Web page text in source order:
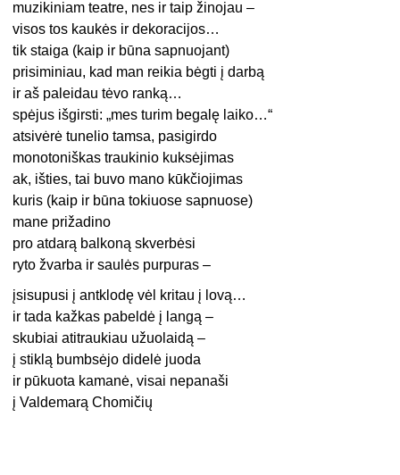
muzikiniam teatre, nes ir taip žinojau –
visos tos kaukės ir dekoracijos…
tik staiga (kaip ir būna sapnuojant)
prisiminiau, kad man reikia bėgti į darbą
ir aš paleidau tėvo ranką…
spėjus išgirsti: „mes turim begalę laiko…“
atsivėrė tunelio tamsa, pasigirdo
monotoniškas traukinio kuksėjimas
ak, išties, tai buvo mano kūkčiojimas
kuris (kaip ir būna tokiuose sapnuose)
mane prižadino
pro atdarą balkoną skverbėsi
ryto žvarba ir saulės purpuras –
įsisupusi į antklodę vėl kritau į lovą…
ir tada kažkas pabeldė į langą –
skubiai atitraukiau užuolaidą –
į stiklą bumbsėjo didelė juoda
ir pūkuota kamanė, visai nepanaši
į Valdemarą Chomičių